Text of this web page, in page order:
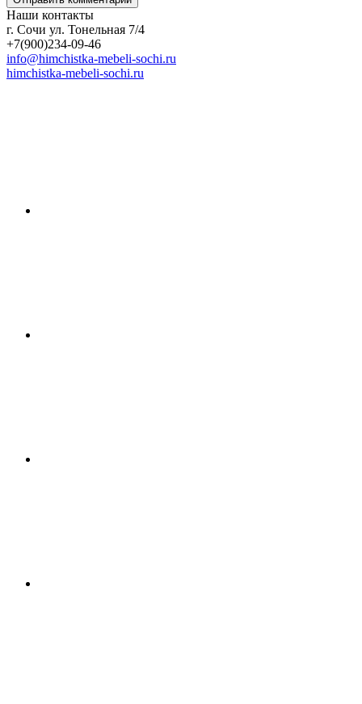
Наши контакты
г. Сочи ул. Тонельная 7/4
+7(900)234-09-46
info@himchistka-mebeli-sochi.ru
himchistka-mebeli-sochi.ru